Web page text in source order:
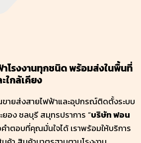
โรงงานทุกชนิด พร้อมส่งในพื้นที่
ใกล้เคียง
ายส่งสายไฟฟ้าและอุปกรณ์ติดตั้งระบบ
อง ชลบุรี สมุทรปราการ “บริษัท ฟอน
คำตอบที่คุณมั่นใจได้ เราพร้อมให้บริการ